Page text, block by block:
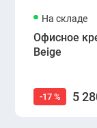
На складе
Офисное
Beige
-17 % 5